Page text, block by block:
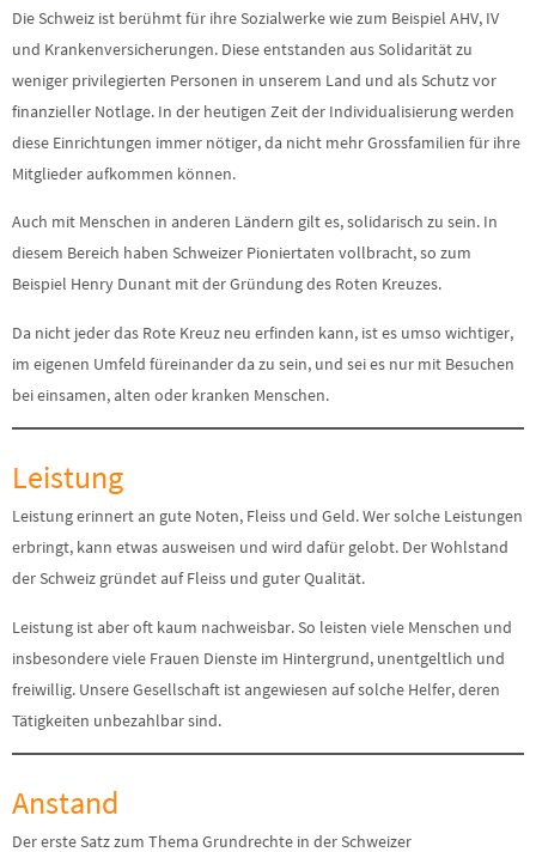
Die Schweiz ist berühmt für ihre Sozialwerke wie zum Beispiel AHV, IV
und Krankenversicherungen. Diese entstanden aus Solidarität zu
weniger privilegierten Personen in unserem Land und als Schutz vor
finanzieller Notlage. In der heutigen Zeit der Individualisierung werden
diese Einrichtungen immer nötiger, da nicht mehr Grossfamilien für ihre
Mitglieder aufkommen können.
Auch mit Menschen in anderen Ländern gilt es, solidarisch zu sein. In
diesem Bereich haben Schweizer Pioniertaten vollbracht, so zum
Beispiel Henry Dunant mit der Gründung des Roten Kreuzes.
Da nicht jeder das Rote Kreuz neu erfinden kann, ist es umso wichtiger,
im eigenen Umfeld füreinander da zu sein, und sei es nur mit Besuchen
bei einsamen, alten oder kranken Menschen.
Leistung
Leistung erinnert an gute Noten, Fleiss und Geld. Wer solche Leistungen
erbringt, kann etwas ausweisen und wird dafür gelobt. Der Wohlstand
der Schweiz gründet auf Fleiss und guter Qualität.
Leistung ist aber oft kaum nachweisbar. So leisten viele Menschen und
insbesondere viele Frauen Dienste im Hintergrund, unentgeltlich und
freiwillig. Unsere Gesellschaft ist angewiesen auf solche Helfer, deren
Tätigkeiten unbezahlbar sind.
Anstand
Der erste Satz zum Thema Grundrechte in der Schweizer